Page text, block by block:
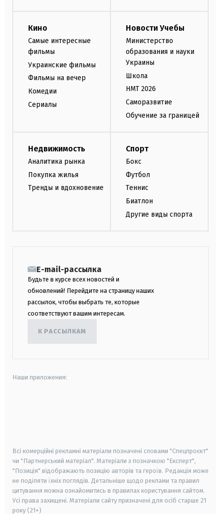
Кино
Самые интересные
фильмы
Украинские фильмы
Фильмы на вечер
Комедии
Сериалы
Новости Учебы
Министерство
образования и науки
Украины
Школа
НМТ 2026
Саморазвитие
Обучение за границей
Недвижимость
Аналитика рынка
Покупка жилья
Тренды и вдохновение
Спорт
Бокс
Футбол
Теннис
Биатлон
Другие виды спорта
E-mail-рассылка
Будьте в курсе всех новостей и
обновлений! Перейдите на страницу наших
рассылок, чтобы выбрать те, которые
соответствуют вашим интересам.
К РАССЫЛКАМ
Наши приложения:
Всі комерційні рекламні матеріали позначені словами "Спецпроєкт"
чи "Партнерський матеріал". Матеріали з позначкою "Експерт",
"Позиція" відображають позицію авторів та героїв. Редакція може
не поділяти їхніх поглядів. Детальніше щодо реклами та правил
цитування можна ознайомитись в правилах користування сайтом.
Усі права захищені. Матеріали сайту призначені для осіб старше 21
року (21+)